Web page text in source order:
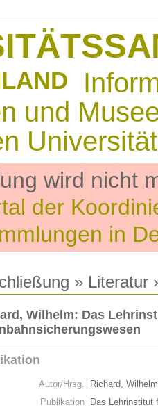
und
wird nicht
der
in
» Literatur
Wilhelm: Das
Autor/Hrsg.
Richard,
Publikation
Das Lehrinstitut